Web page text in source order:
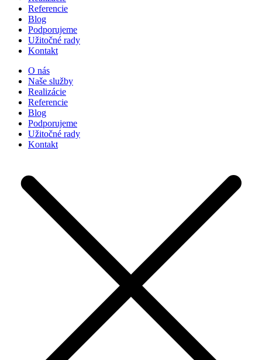
Referencie
Blog
Podporujeme
Užitočné rady
Kontakt
O nás
Naše služby
Realizácie
Referencie
Blog
Podporujeme
Užitočné rady
Kontakt